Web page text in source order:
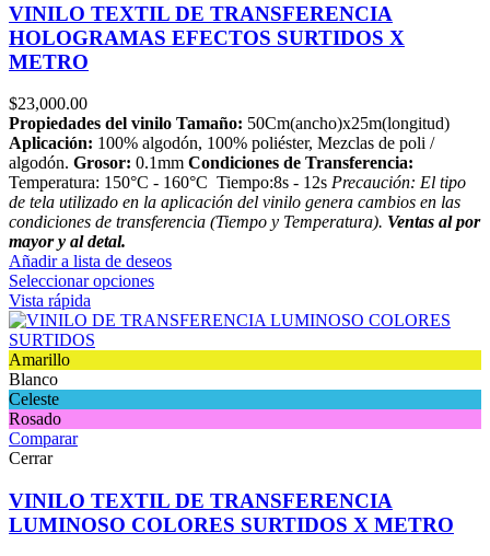
VINILO TEXTIL DE TRANSFERENCIA
HOLOGRAMAS EFECTOS SURTIDOS X
METRO
$23,000.00
Propiedades del vinilo Tamaño: 50Cm(ancho)x25m(longitud)
Aplicación: 100% algodón, 100% poliéster, Mezclas de poli /
algodón. Grosor: 0.1mm Condiciones de Transferencia:
Temperatura: 150°C - 160°C Tiempo:8s - 12s Precaución: El tipo
de tela utilizado en la aplicación del vinilo genera cambios en las
condiciones de transferencia (Tiempo y Temperatura). Ventas al por
mayor y al detal.
Añadir a lista de deseos
Seleccionar opciones
Vista rápida
Amarillo
Blanco
Celeste
Rosado
Comparar
Cerrar
VINILO TEXTIL DE TRANSFERENCIA
LUMINOSO COLORES SURTIDOS X METRO